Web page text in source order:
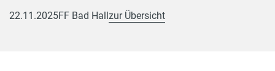
22.11.2025FF Bad Hallzur Übersicht